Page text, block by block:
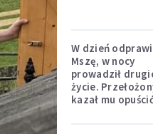
W dzień
Mszę, w nocy
prowadził
życie.
kazał mu